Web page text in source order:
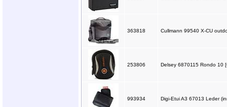
363818 Cullmann 99540 X-CU
253806 Delsey 6870115 Rondo 10
993934 Digi-Etui A3 67013 Leder